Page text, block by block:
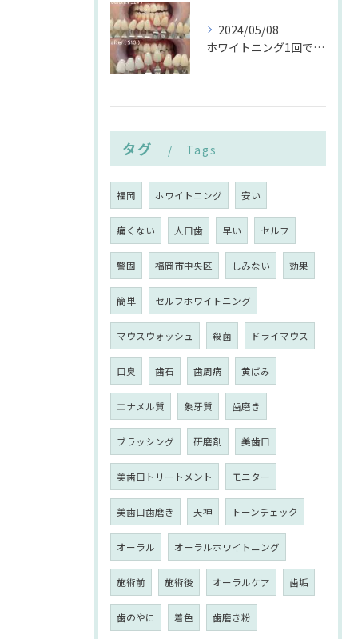
2024/05/08
ホワイトニング1回でどのくらい明るくなるの？にお答え💡
タグ Tags
福岡 ホワイトニング 安い
痛くない 人口歯 早い セルフ
警固 福岡市中央区 しみない 効果
簡単 セルフホワイトニング
マウスウォッシュ 殺菌 ドライマウス
口臭 歯石 歯周病 黄ばみ
エナメル質 象牙質 歯磨き
ブラッシング 研磨剤 美歯口
美歯口トリートメント モニター
美歯口歯磨き 天神 トーンチェック
オーラル オーラルホワイトニング
施術前 施術後 オーラルケア 歯垢
歯のやに 着色 歯磨き粉